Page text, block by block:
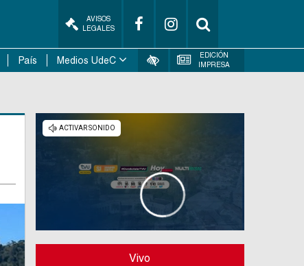
AVISOS
LEGALES
País Medios UdeC
EDICIÓN
IMPRESA
Vivo